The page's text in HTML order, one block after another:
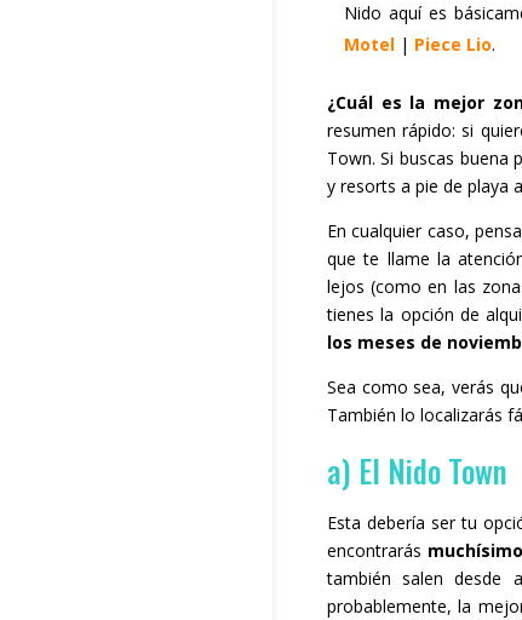
Nido aquí es
Motel| Piece Lio.
¿Cuál es la mejor
resumen rápido: si
Town. Si buscas
y resorts a pie de playa
En cualquier caso,
que te llame la
lejos (como en las
tienes la opción de
los meses de
Sea como sea, verás
También lo localizarás
a) El Nido Town
Esta debería ser tu
encontrarás
también salen desde
probablemente, la